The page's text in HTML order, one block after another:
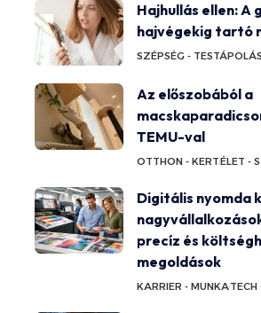
Hajhullás ellen: A
hajvégekig tartó
SZÉPSÉG -
Az előszobából a
TEMU-val
OTTHON - KERTÉLET -
Digitális nyomda
precíz és
megoldások
KARRIER - MUNKATECH